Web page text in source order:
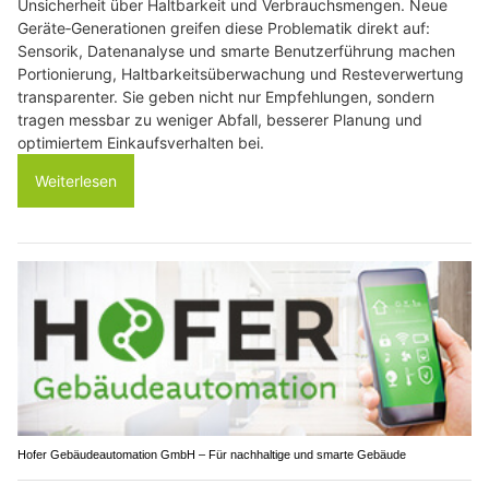
Unsicherheit über Haltbarkeit und Verbrauchsmengen. Neue
Geräte‑Generationen greifen diese Problematik direkt auf:
Sensorik, Datenanalyse und smarte Benutzerführung machen
Portionierung, Haltbarkeitsüberwachung und Resteverwertung
transparenter. Sie geben nicht nur Empfehlungen, sondern
tragen messbar zu weniger Abfall, besserer Planung und
optimiertem Einkaufsverhalten bei.
Weiterlesen
Hofer Gebäudeautomation GmbH – Für nachhaltige und smarte Gebäude